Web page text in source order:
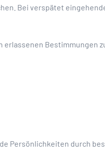
Bei verspätet
Bestimmungen
Persönlichkeiten durch